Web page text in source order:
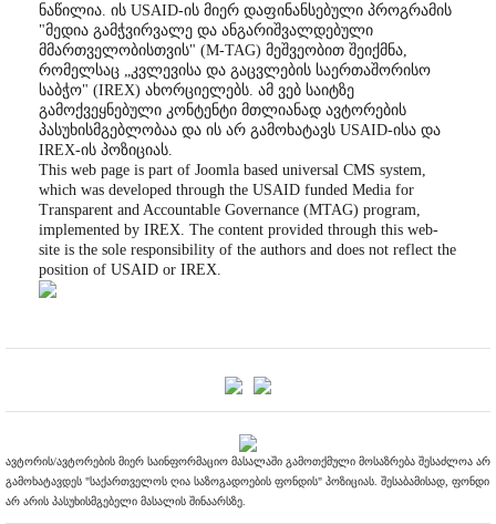
ნაწილია. ის USAID-ის მიერ დაფინანსებული პროგრამის
"მედია გამჭვირვალე და ანგარიშვალდებული
მმართველობისთვის" (M-TAG) მეშვეობით შეიქმნა,
რომელსაც „კვლევისა და გაცვლების საერთაშორისო
საბჭო" (IREX) ახორციელებს. ამ ვებ საიტზე
გამოქვეყნებული კონტენტი მთლიანად ავტორების
პასუხისმგებლობაა და ის არ გამოხატავს USAID-ისა და
IREX-ის პოზიციას.
This web page is part of Joomla based universal CMS system,
which was developed through the USAID funded Media for
Transparent and Accountable Governance (MTAG) program,
implemented by IREX. The content provided through this web-
site is the sole responsibility of the authors and does not reflect the
position of USAID or IREX.
ავტორის/ავტორების მიერ საინფორმაციო მასალაში გამოთქმული მოსაზრება შესაძლოა არ
გამოხატავდეს "საქართველოს ღია საზოგადოების ფონდის" პოზიციას. შესაბამისად, ფონდი
არ არის პასუხისმგებელი მასალის შინაარსზე.